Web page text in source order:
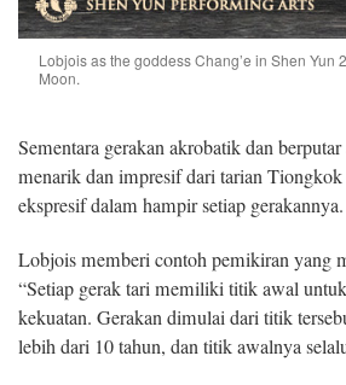
Lobjois as the goddess Chang’e in Shen Yun
Moon.
Sementara gerakan akrobatik dan
menarik dan impresif dari tarian
ekspresif dalam hampir setiap gerakannya.
Lobjois memberi contoh pemikiran yang
“Setiap gerak tari memiliki titik awal
kekuatan. Gerakan dimulai dari titik
lebih dari 10 tahun, dan titik awalnya